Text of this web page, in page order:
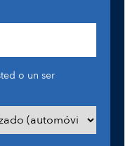
o un ser